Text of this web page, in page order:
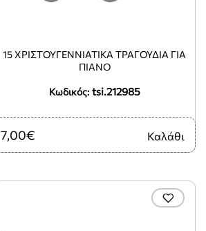
Κωδικός: tsi.212985
15 ΧΡΙΣΤΟΥΓΕΝΝΙΑΤΙΚΑ ΤΡΑΓΟΥΔΙΑ ΓΙΑ
ΠΙΑΝΟ
7,00€ Καλάθι